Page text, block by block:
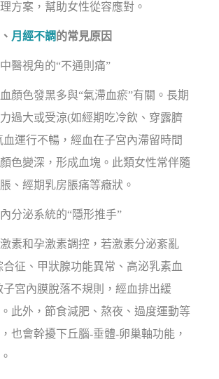
方案，幫助女性從容應對。
月經不調 的常見原因
醫視角的“不通則痛”
顏色發黑多與“氣滯血瘀”有關。長期
過大或受涼(如經期吃冷飲、穿露臍
血運行不暢，經血在子宮內滯留時間
色變深，形成血塊。此類女性常伴隨
、經期乳房脹痛等癥狀。
分泌系統的“隱形推手”
素和孕激素調控，若激素分泌紊亂
合征、甲狀腺功能異常、高泌乳素血
子宮內膜脫落不規則，經血排出緩
此外，節食減肥、熬夜、過度運動等
也會幹擾下丘腦-垂體-卵巢軸功能，